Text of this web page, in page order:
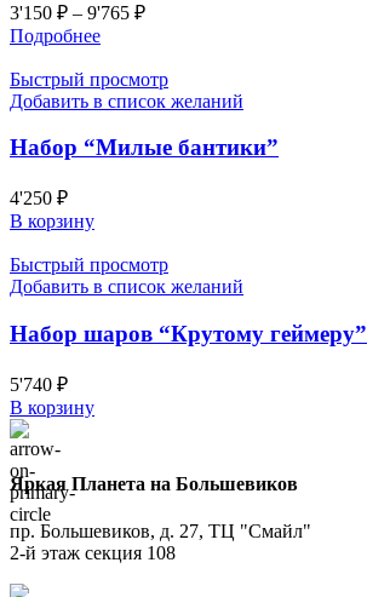
3'150 ₽ – 9'765 ₽
Подробнее
Быстрый просмотр
Добавить в список желаний
Набор “Милые бантики”
4'250 ₽
В корзину
Быстрый просмотр
Добавить в список желаний
Набор шаров “Крутому геймеру”
5'740 ₽
В корзину
Яркая Планета на Большевиков
пр. Большевиков, д. 27, ТЦ "Смайл"
2-й этаж секция 108